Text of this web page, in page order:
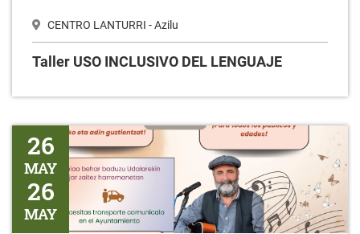
CENTRO LANTURRI - Azilu
Taller USO INCLUSIVO DEL LENGUAJE
BINGO - Erentxun
26
MAY
26
MAY